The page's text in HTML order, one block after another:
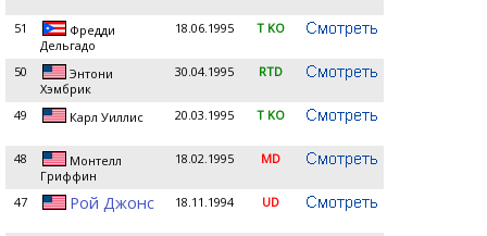
51
Фредди
Дельгадо
18.06.1995 T KO
50
Энтони
Хэмбрик
30.04.1995 RTD
49 Карл Уиллис 20.03.1995 T KO
48
Монтелл
Гриффин
18.02.1995 MD
47 Рой Джонс 18.11.1994 UD